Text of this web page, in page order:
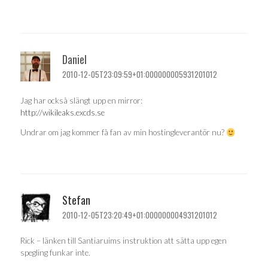
Daniel
2010-12-05T23:09:59+01:000000005931201012
Jag har också slängt upp en mirror:
http://wikileaks.excds.se
Undrar om jag kommer få fan av min hostingleverantör nu?
Stefan
2010-12-05T23:20:49+01:000000004931201012
Rick – länken till Santiaruims instruktion att sätta upp egen
spegling funkar inte.